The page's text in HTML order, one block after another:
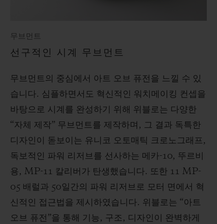
무브먼트
선구적인 시계 무브먼트
무브먼트의 중심에서 아트 오브 퓨전을 느낄 수 있
습니다. 심플하면서도 혁신적인 워치메이킹 컨셉을
바탕으로 시계를 완성하기 위해 위블로는 다양한
“자체 제작” 무브먼트를 제작하며, 그 결과 독특한
디자인이 돋보이는 유니코 오토매틱 크로노그래프,
독보적인 파워 리저브를 선사하는 메카-10, 뚜르비
용, MP-11 칼리버가 탄생했습니다. 또한 11 MP-
05 배럴과 50일간의 파워 리저브로 모터 면에서 혁
신적인 접근법을 제시하였습니다. 위블로는 “아트
오브 퓨전”을 통해 기능, 구조, 디자인이 완벽하게